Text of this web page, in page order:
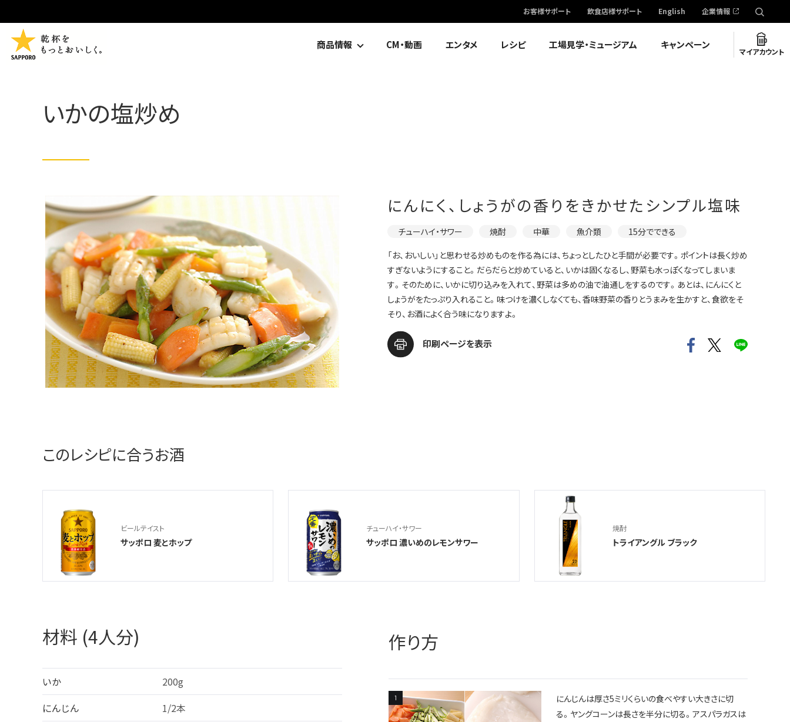
お客様サポート 飲食店様サポート English 企業情報
商品情報 CM・動画 エンタメ レシピ 工場見学・ミュージアム キャンペーン
マイアカウント
いかの塩炒め
にんにく、しょうがの香りをきかせたシンプル塩味
チューハイ・サワー 焼酎 中華 魚介類
15分でできる
「お、おいしい」と思わせる炒めものを作る為には、ちょっとしたひと手間が必要です。ポイントは長く炒め
すぎないようにすること。だらだらと炒めていると、いかは固くなるし、野菜も水っぽくなってしまいま
す。そのために、いかに切り込みを入れて、野菜は多めの油で油通しをするのです。あとは、にんにくと
しょうがをたっぷり入れること。味つけを濃くしなくても、香味野菜の香りとうまみを生かすと、食欲をそ
そり、お酒によく合う味になりますよ。
印刷ページを表示
このレシピに合うお酒
ビールテイスト
サッポロ 麦とホップ
チューハイ・サワー
サッポロ 濃いめのレモンサワー
焼酎
トライアングル ブラック
材料 (4人分)
いか
200g
にんじん
1/2本
作り方
にんじんは厚さ5ミリくらいの食べやすい大きさに切
る。ヤングコーンは長さを半分に切る。アスパラガスは